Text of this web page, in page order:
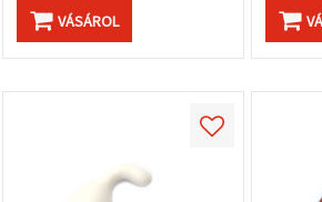
VÁSÁROL